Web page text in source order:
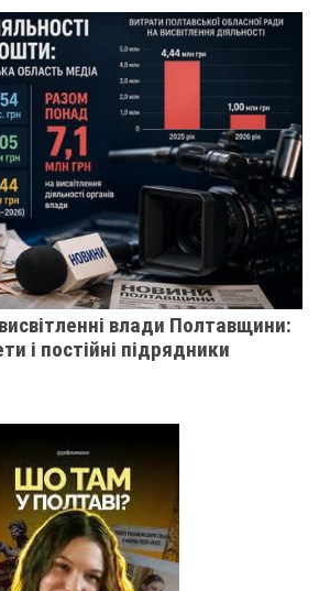
влади Полтавщини:
і постійні підрядники